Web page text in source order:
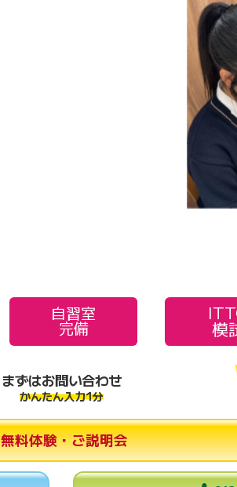
自習室
完備 模
まずはお問い合わせ
かんたん入力1分
無料体験・ご説明会